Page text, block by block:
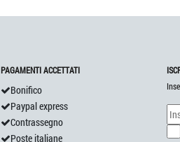
PAGAMENTI ACCETTATI
Bonifico
Paypal express
Contrassegno
Poste italiane